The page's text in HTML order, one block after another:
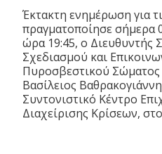
Έκτακτη ενημέρωση για
πραγματοποίησε σήμερα
ώρα 19:45, ο Διευθυντής
Σχεδιασμού και
Πυροσβεστικού
Βασίλειος
Συντονιστικό Κέντρο
Διαχείρισης Κρίσεων,